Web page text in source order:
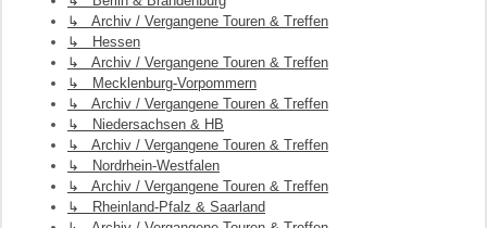
↳ Archiv / Vergangene Touren & Treffen
↳ Hessen
↳ Archiv / Vergangene Touren & Treffen
↳ Mecklenburg-Vorpommern
↳ Archiv / Vergangene Touren & Treffen
↳ Niedersachsen & HB
↳ Archiv / Vergangene Touren & Treffen
↳ Nordrhein-Westfalen
↳ Archiv / Vergangene Touren & Treffen
↳ Rheinland-Pfalz & Saarland